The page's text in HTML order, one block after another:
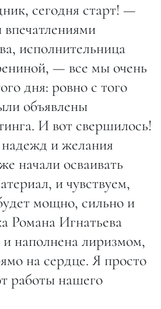
сегодня старт! —
исполнительница
— все мы очень
дня: ровно с того
объявлены
И вот свершилось!
и желания
начали осваивать
и чувствуем,
мощно, сильно и
Романа Игнатьева
наполнена лиризмом,
на сердце. Я просто
работы нашего